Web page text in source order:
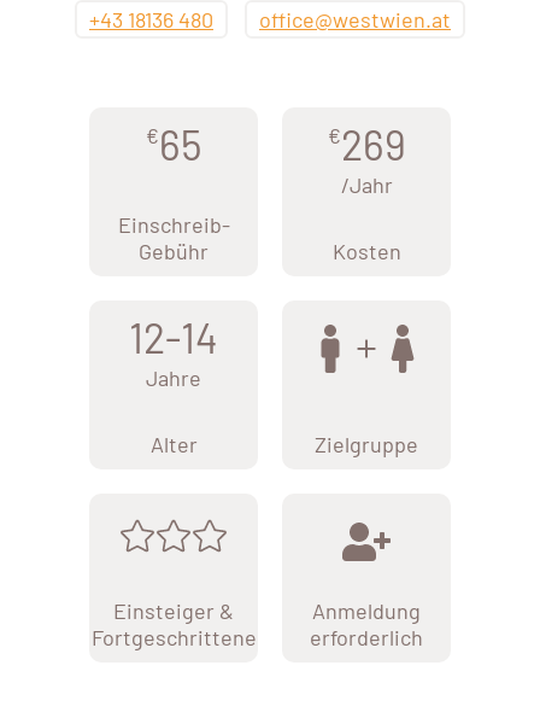
+43 18136 480
office@westwien.at
€65
Einschreib-
Gebühr
€269
/Jahr
Kosten
12-14
Jahre
Alter Zielgruppe
Einsteiger &
Fortgeschrittene
Anmeldung
erforderlich